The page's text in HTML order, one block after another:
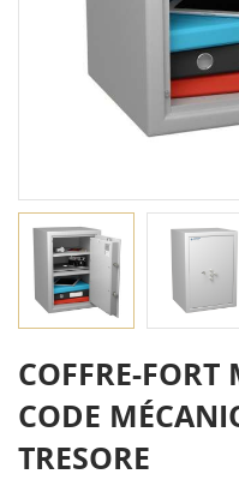
COFFRE-FORT
CODE
TRESORE